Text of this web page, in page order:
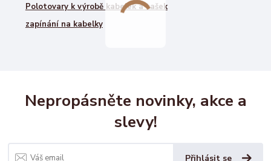
Polotovary k výrobě kabelek a tašek
zapínání na kabelky
Nepropásněte novinky, akce a
slevy!
Přihlásit se